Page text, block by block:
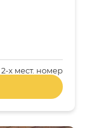
2-x мест. номер